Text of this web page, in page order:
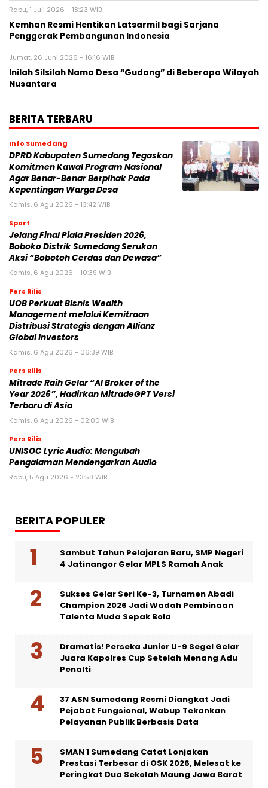
Rabu, 1 Juli 2026 - 18:23 WIB
Kemhan Resmi Hentikan Latsarmil bagi Sarjana
Penggerak Pembangunan Indonesia
Jumat, 26 Juni 2026 - 16:16 WIB
Inilah Silsilah Nama Desa “Gudang” di Beberapa Wilayah
Nusantara
BERITA TERBARU
Info Sumedang
DPRD Kabupaten Sumedang Tegaskan
Komitmen Kawal Program Nasional
Agar Benar-Benar Berpihak Pada
Kepentingan Warga Desa
Kamis, 6 Agu 2026 - 13:42 WIB
Sport
Jelang Final Piala Presiden 2026,
Boboko Distrik Sumedang Serukan
Aksi “Bobotoh Cerdas dan Dewasa”
Kamis, 6 Agu 2026 - 10:39 WIB
Pers Rilis
UOB Perkuat Bisnis Wealth
Management melalui Kemitraan
Distribusi Strategis dengan Allianz
Global Investors
Kamis, 6 Agu 2026 - 06:39 WIB
Pers Rilis
Mitrade Raih Gelar “AI Broker of the
Year 2026”, Hadirkan MitradeGPT Versi
Terbaru di Asia
Kamis, 6 Agu 2026 - 02:00 WIB
Pers Rilis
UNISOC Lyric Audio: Mengubah
Pengalaman Mendengarkan Audio
Rabu, 5 Agu 2026 - 23:58 WIB
BERITA POPULER
Sambut Tahun Pelajaran Baru, SMP Negeri
4 Jatinangor Gelar MPLS Ramah Anak
Sukses Gelar Seri Ke-3, Turnamen Abadi
Champion 2026 Jadi Wadah Pembinaan
Talenta Muda Sepak Bola
Dramatis! Perseka Junior U-9 Segel Gelar
Juara Kapolres Cup Setelah Menang Adu
Penalti
37 ASN Sumedang Resmi Diangkat Jadi
Pejabat Fungsional, Wabup Tekankan
Pelayanan Publik Berbasis Data
SMAN 1 Sumedang Catat Lonjakan
Prestasi Terbesar di OSK 2026, Melesat ke
Peringkat Dua Sekolah Maung Jawa Barat